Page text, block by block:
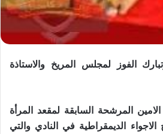
الفوز لمجلس المريخ والاستاذة
المرشحة السابقة لمقعد المرأة
الديمقراطية في النادي والتي